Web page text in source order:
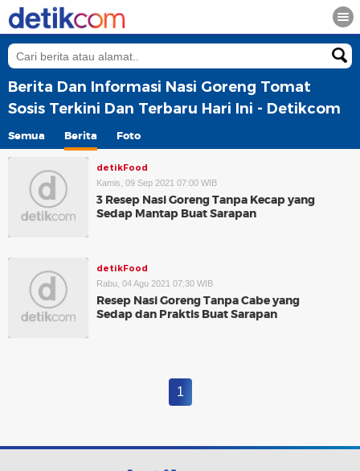
Berita Dan Informasi Nasi Goreng Tomat
Sosis Terkini Dan Terbaru Hari Ini - Detikcom
Semua Berita Foto
detikFood
Kamis, 09 Sep 2021 07:00 WIB
3 Resep Nasi Goreng Tanpa Kecap yang
Sedap Mantap Buat Sarapan
detikFood
Rabu, 04 Agu 2021 07:30 WIB
Resep Nasi Goreng Tanpa Cabe yang
Sedap dan Praktis Buat Sarapan
1